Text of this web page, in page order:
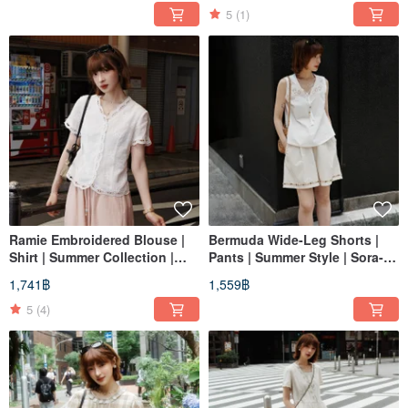
5 (1)
Ramie Embroidered Blouse |
Shirt | Summer Collection |
Sora-2160
1,741฿
5 (4)
Bermuda Wide-Leg Shorts |
Pants | Summer Style | Sora-
1,559฿